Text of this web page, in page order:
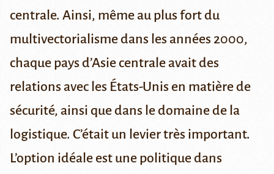
centrale. Ainsi, même au plus fort du
multivectorialisme dans les années 2000,
chaque pays d’Asie centrale avait des
relations avec les États-Unis en matière de
sécurité, ainsi que dans le domaine de la
logistique. C’était un levier très important.
L’option idéale est une politique dans